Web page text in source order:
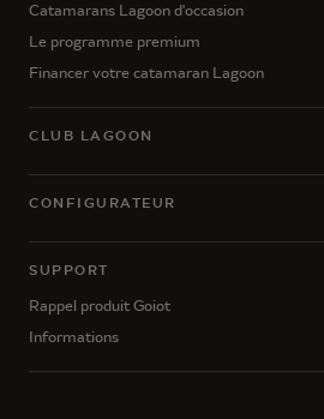
Catamarans Lagoon d'occasion
Le programme premium
Financer votre catamaran Lagoon
CLUB LAGOON
CONFIGURATEUR
SUPPORT
Rappel produit Goiot
Informations